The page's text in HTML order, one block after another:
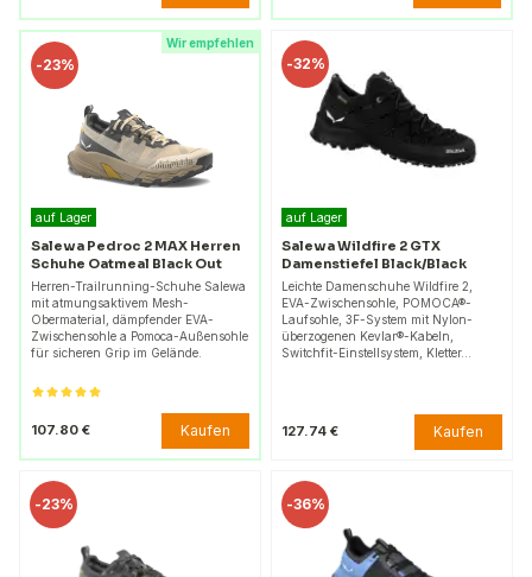
Wir empfehlen
-23%
auf Lager
Salewa Pedroc 2 MAX Herren
Schuhe Oatmeal Black Out
Herren-Trailrunning-Schuhe Salewa
mit atmungsaktivem Mesh-
Obermaterial, dämpfender EVA-
Zwischensohle a Pomoca-Außensohle
für sicheren Grip im Gelände.
107.80 € Kaufen
-32%
auf Lager
Salewa Wildfire 2 GTX
Damenstiefel Black/Black
Leichte Damenschuhe Wildfire 2,
EVA-Zwischensohle, POMOCA®-
Laufsohle, 3F-System mit Nylon-
überzogenen Kevlar®-Kabeln,
Switchfit-Einstellsystem, Kletter…
127.74 € Kaufen
-23% -36%